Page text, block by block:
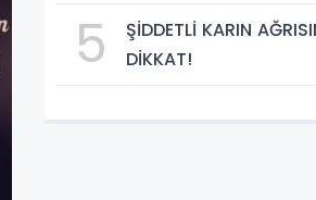
5
ŞİDDETLİ KARIN
DİKKAT!